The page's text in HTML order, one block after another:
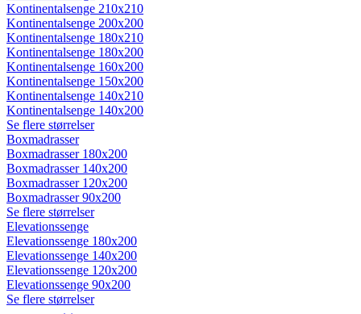
Kontinentalsenge 210x210
Kontinentalsenge 200x200
Kontinentalsenge 180x210
Kontinentalsenge 180x200
Kontinentalsenge 160x200
Kontinentalsenge 150x200
Kontinentalsenge 140x210
Kontinentalsenge 140x200
Se flere størrelser
Boxmadrasser
Boxmadrasser 180x200
Boxmadrasser 140x200
Boxmadrasser 120x200
Boxmadrasser 90x200
Se flere størrelser
Elevationssenge
Elevationssenge 180x200
Elevationssenge 140x200
Elevationssenge 120x200
Elevationssenge 90x200
Se flere størrelser